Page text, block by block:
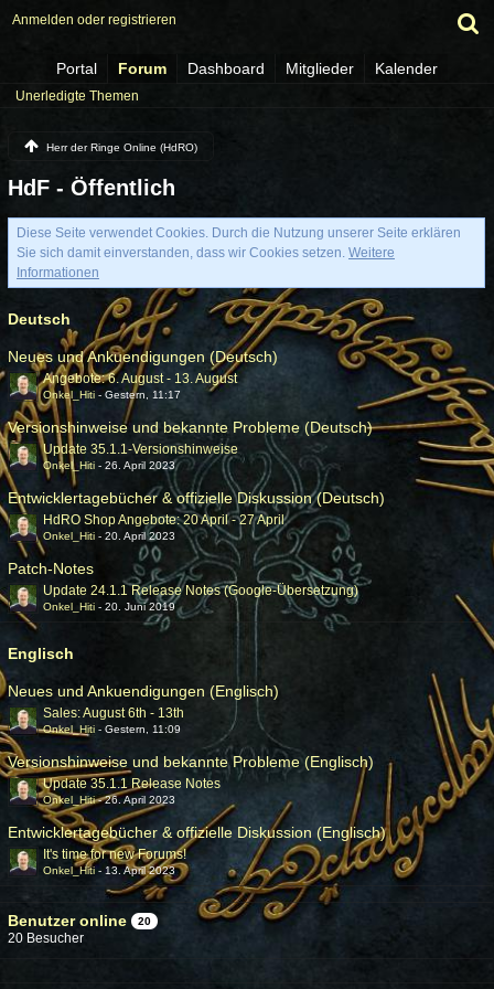
Anmelden oder registrieren
Portal Forum Dashboard Mitglieder Kalender
Unerledigte Themen
Herr der Ringe Online (HdRO)
HdF - Öffentlich
Diese Seite verwendet Cookies. Durch die Nutzung unserer Seite erklären
Sie sich damit einverstanden, dass wir Cookies setzen. Weitere
Informationen
Deutsch
Neues und Ankuendigungen (Deutsch)
Angebote: 6. August - 13. August
Onkel_Hiti - Gestern, 11:17
Versionshinweise und bekannte Probleme (Deutsch)
Update 35.1.1-Versionshinweise
Onkel_Hiti - 26. April 2023
Entwicklertagebücher & offizielle Diskussion (Deutsch)
HdRO Shop Angebote: 20 April - 27 April
Onkel_Hiti - 20. April 2023
Patch-Notes
Update 24.1.1 Release Notes (Google-Übersetzung)
Onkel_Hiti - 20. Juni 2019
Englisch
Neues und Ankuendigungen (Englisch)
Sales: August 6th - 13th
Onkel_Hiti - Gestern, 11:09
Versionshinweise und bekannte Probleme (Englisch)
Update 35.1.1 Release Notes
Onkel_Hiti-26. April 2023
Entwicklertagebücher & offizielle Diskussion (Englisch)
It's time for new Forums!
Onkel_Hiti- 13. April 2023
Benutzer online 20
20 Besucher